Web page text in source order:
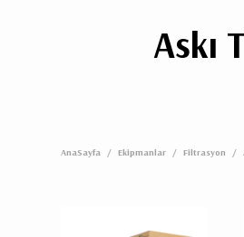
Askı
AnaSayfa / Ekipmanlar / Filtrasyon /